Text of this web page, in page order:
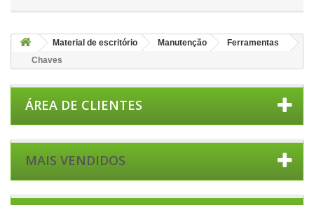
Material de escritório Manutenção
Ferramentas
Chaves
ÁREA DE CLIENTES
MAIS VENDIDOS